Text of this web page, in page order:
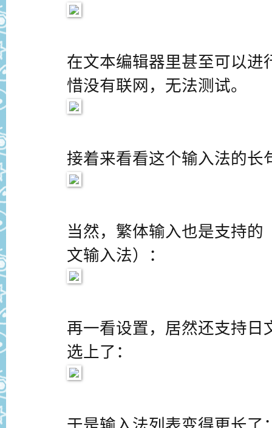
在文本编辑器里甚至可以
惜没有联网，无法测试。
接着来看看这个输入法的长
当然，繁体输入也是支持
文输入法）：
再一看设置，居然还支持
选上了：